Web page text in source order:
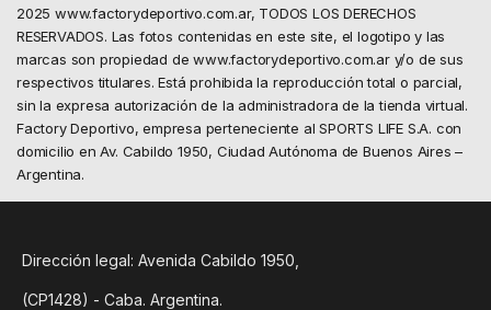
2025 www.factorydeportivo.com.ar, TODOS LOS DERECHOS
RESERVADOS. Las fotos contenidas en este site, el logotipo y las
marcas son propiedad de www.factorydeportivo.com.ar y/o de sus
respectivos titulares. Está prohibida la reproducción total o parcial,
sin la expresa autorización de la administradora de la tienda virtual.
Factory Deportivo, empresa perteneciente al SPORTS LIFE S.A. con
domicilio en Av. Cabildo 1950, Ciudad Autónoma de Buenos Aires –
Argentina.
Dirección legal: Avenida Cabildo 1950,
(CP1428) - Caba. Argentina.